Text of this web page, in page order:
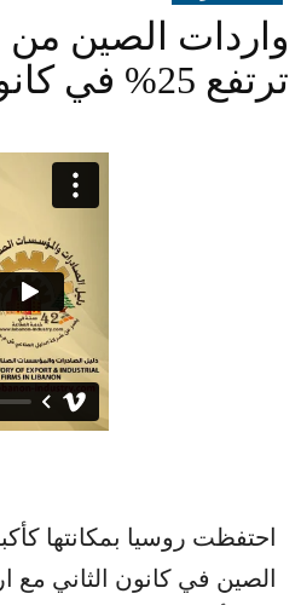
واردات الصين
ترتفع 25% في كانون الثاني
احتفظت روسيا بمكانتها